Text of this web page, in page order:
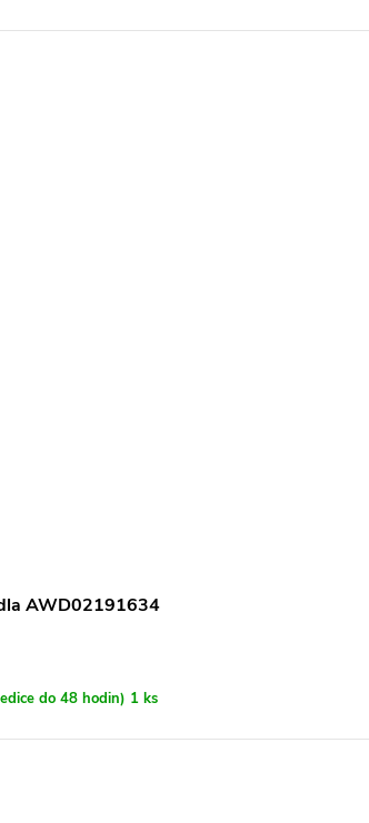
AWD02191634
do 48 hodin) 1 ks